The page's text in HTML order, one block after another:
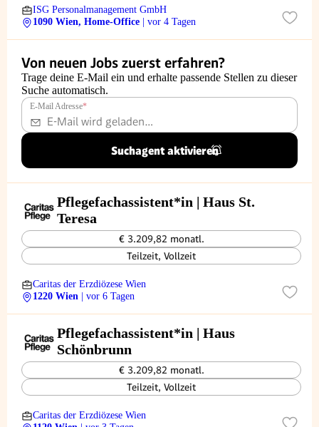
ISG Personalmanagement GmbH
1090 Wien, Home-Office
| vor 4 Tagen
Von neuen Jobs zuerst erfahren?
Trage deine E-Mail ein und erhalte passende Stellen zu dieser
Suche automatisch.
E-Mail Adresse*
Suchagent aktivieren
Pflegefachassistent*in | Haus St.
Teresa
€ 3.209,82 monatl.
Teilzeit, Vollzeit
Caritas der Erzdiözese Wien
1220 Wien
| vor 6 Tagen
Pflegefachassistent*in | Haus
Schönbrunn
€ 3.209,82 monatl.
Teilzeit, Vollzeit
Caritas der Erzdiözese Wien